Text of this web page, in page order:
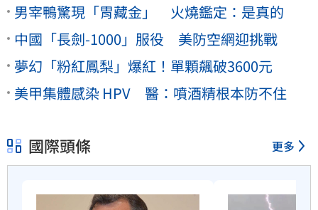
男宰鴨驚現「胃藏金」 火燒鑑定：是真的
中國「長劍-1000」服役 美防空網迎挑戰
夢幻「粉紅鳳梨」爆紅！單顆飆破3600元
美甲集體感染 HPV 醫：噴酒精根本防不住
國際頭條 更多